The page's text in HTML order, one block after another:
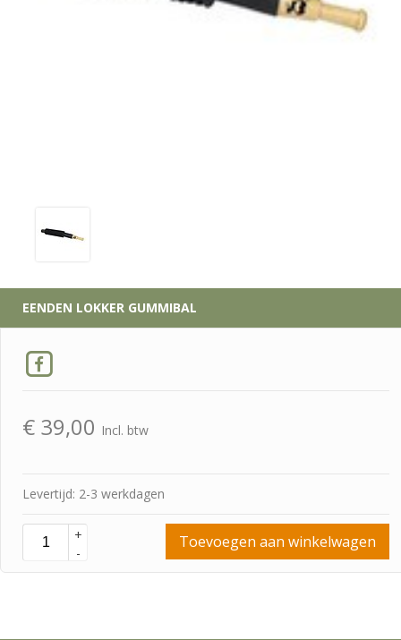
EENDEN LOKKER GUMMIBAL
€ 39,00 Incl. btw
Levertijd: 2-3 werkdagen
+
-
Toevoegen aan winkelwagen